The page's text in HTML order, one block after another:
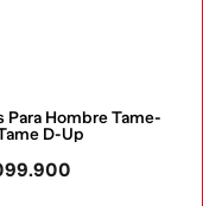
Para Hombre Tame-
D-Up
.900